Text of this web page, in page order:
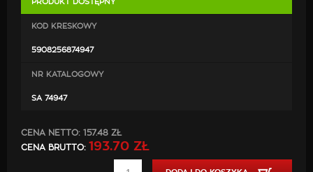
PRODUKT DOSTĘPNY
KOD KRESKOWY
5908256874947
NR KATALOGOWY
SA 74947
CENA NETTO: 157.48 ZŁ
CENA BRUTTO: 193.70 ZŁ